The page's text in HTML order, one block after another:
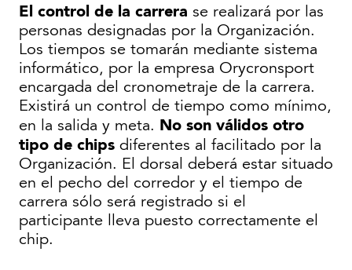
El control de la carrera se realizará por las
personas designadas por la Organización.
Los tiempos se tomarán mediante sistema
informático, por la empresa Orycronsport
encargada del cronometraje de la carrera.
Existirá un control de tiempo como mínimo,
en la salida y meta. No son válidos otro
tipo de chips diferentes al facilitado por la
Organización. El dorsal deberá estar situado
en el pecho del corredor y el tiempo de
carrera sólo será registrado si el
participante lleva puesto correctamente el
chip.